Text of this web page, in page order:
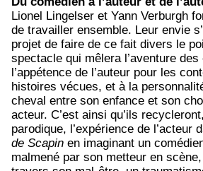
Lionel Lingelser et Yann Verburgh
de travailler ensemble. Leur envie
projet de faire de ce fait divers le
spectacle qui mêlera l’aventure
l’appétence de l’auteur pour les
histoires vécues, et à la
cheval entre son enfance et son
acteur. C’est ainsi qu’ils
parodique, l’expérience de l’acteur
de Scapin en imaginant un
malmené par son metteur en